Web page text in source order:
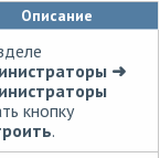
Описание
➜
кнопку
.